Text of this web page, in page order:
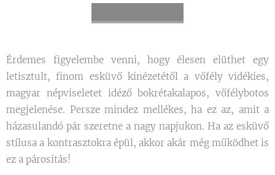
Érdemes figyelembe venni, hogy élesen elüthet egy
letisztult, finom esküvő kinézetétől a vőfély vidékies,
magyar népviseletet idéző bokrétakalapos, vőfélybotos
megjelenése. Persze mindez mellékes, ha ez az, amit a
házasulandó pár szeretne a nagy napjukon. Ha az esküvő
stílusa a kontrasztokra épül, akkor akár még működhet is
ez a párosítás!